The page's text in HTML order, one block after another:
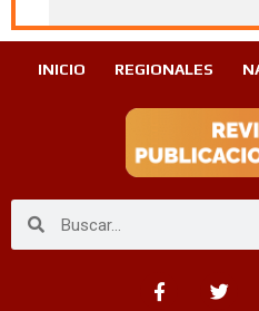
INICIO REGIONALES